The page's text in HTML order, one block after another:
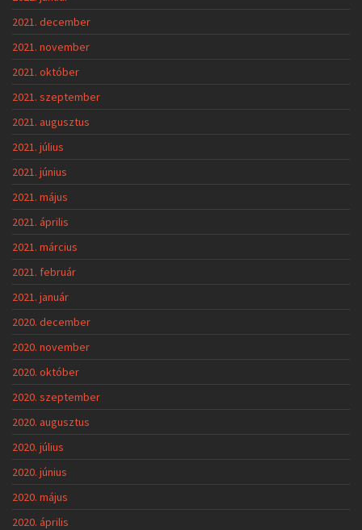
2021. december
2021. november
2021. október
2021. szeptember
2021. augusztus
2021. július
2021. június
2021. május
2021. április
2021. március
2021. február
2021. január
2020. december
2020. november
2020. október
2020. szeptember
2020. augusztus
2020. július
2020. június
2020. május
2020. április